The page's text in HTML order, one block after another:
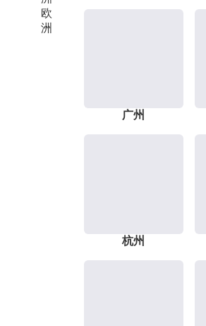
欧
洲
广州
杭州